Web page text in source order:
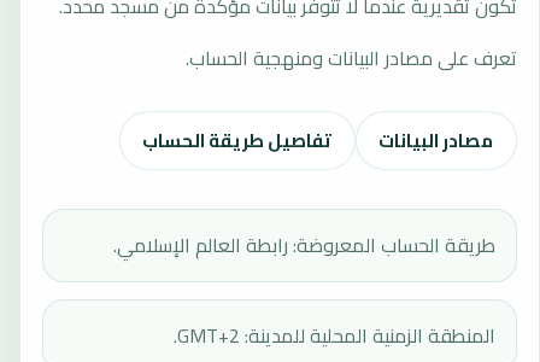
تعرف على مصادر البيانات ومنهجية الحساب.
مصادر البيانات تفاصيل طريقة الحساب
طريقة الحساب المعروضة: رابطة العالم الإسلامي.
المنطقة الزمنية المحلية للمدينة: GMT+2.